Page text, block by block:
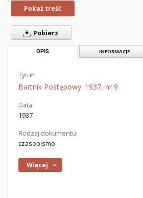
Pokaż treść
Pobierz
OPIS INFORMACJE
Tytuł:
Bartnik Postępowy. 1937, nr 9
Data:
1937
Rodzaj dokumentu:
czasopismo
Więcej